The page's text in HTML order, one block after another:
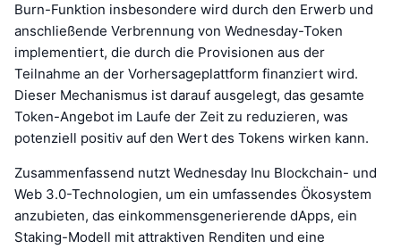
Burn-Funktion insbesondere wird durch den Erwerb und
anschließende Verbrennung von Wednesday-Token
implementiert, die durch die Provisionen aus der
Teilnahme an der Vorhersageplattform finanziert wird.
Dieser Mechanismus ist darauf ausgelegt, das gesamte
Token-Angebot im Laufe der Zeit zu reduzieren, was
potenziell positiv auf den Wert des Tokens wirken kann.
Zusammenfassend nutzt Wednesday Inu Blockchain- und
Web 3.0-Technologien, um ein umfassendes Ökosystem
anzubieten, das einkommensgenerierende dApps, ein
Staking-Modell mit attraktiven Renditen und eine